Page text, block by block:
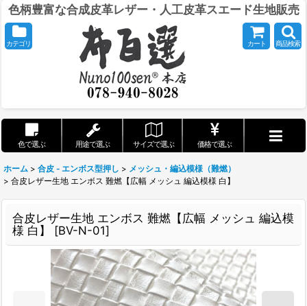
色柄豊富な合成皮革レザー・人工皮革スエード生地販売
カテゴリ カート 商品検索
色で選ぶ 用途で選ぶ サイズで選ぶ 価格で選ぶ
ホーム > 合皮 - エンボス型押し > メッシュ・編込模様（難燃）
> 合皮レザー生地 エンボス 難燃【広幅 メッシュ 編込模様 白】
合皮レザー生地 エンボス 難燃【広幅 メッシュ 編込模
様 白】
[BV-N-01]